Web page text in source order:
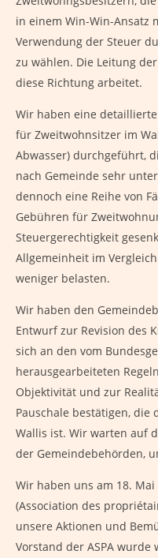
in einem Win-Win-Ansatz
Verwendung der Steuer
zu wählen. Die Leitung
diese Richtung arbeitet.
Wir haben eine
für Zweitwohnsitzer im
Abwasser) durchgeführt,
nach Gemeinde sehr
dennoch eine Reihe von
Gebühren für
Steuergerechtigkeit
Allgemeinheit im
weniger belasten.
Wir haben den
Entwurf zur Revision des
sich an den vom
herausgearbeiteten
Objektivität und zur
Pauschale bestätigen,
Wallis ist. Wir warten auf
der Gemeindebehörden,
Wir haben uns am 18.
(Association des
unsere Aktionen und
Vorstand der ASPA